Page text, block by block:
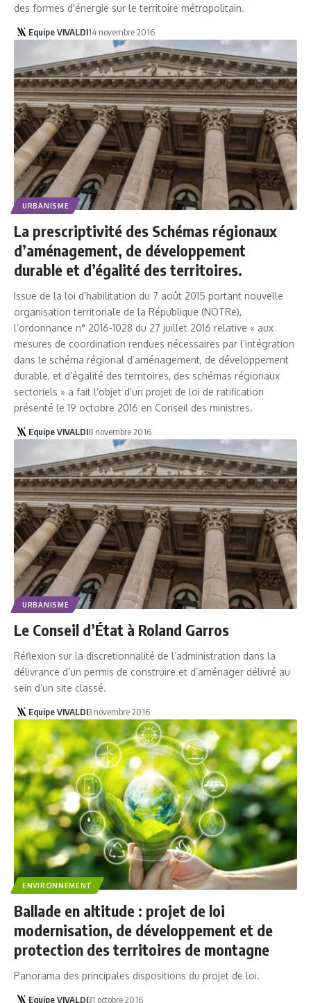
des formes d'énergie sur le territoire métropolitain.
Equipe VIVALDI14 novembre 2016
URBANISME
La prescriptivité des Schémas régionaux
d’aménagement, de développement
durable et d’égalité des territoires.
Issue de la loi d’habilitation du 7 août 2015 portant nouvelle
organisation territoriale de la République (NOTRe),
l’ordonnance n° 2016-1028 du 27 juillet 2016 relative « aux
mesures de coordination rendues nécessaires par l’intégration
dans le schéma régional d’aménagement, de développement
durable, et d’égalité des territoires, des schémas régionaux
sectoriels » a fait l’objet d’un projet de loi de ratification
présenté le 19 octobre 2016 en Conseil des ministres.
Equipe VIVALDI8 novembre 2016
URBANISME
Le Conseil d’État à Roland Garros
Réflexion sur la discretionnalité de l’administration dans la
délivrance d’un permis de construire et d’aménager délivré au
sein d’un site classé.
Equipe VIVALDI3 novembre 2016
ENVIRONNEMENT
Ballade en altitude : projet de loi
modernisation, de développement et de
protection des territoires de montagne
Panorama des principales dispositions du projet de loi.
Equipe VIVALDI31 octobre 2016